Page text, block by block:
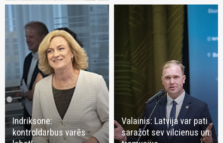
Indriksone:
kontroldarbus varēs
Valainis: Latvija var pati
saražot sev vilcienus un